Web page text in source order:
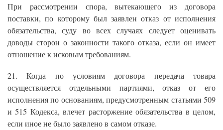
При рассмотрении спора, вытекающего из договора
поставки, по которому был заявлен отказ от исполнения
обязательства, суду во всех случаях следует оценивать
доводы сторон о законности такого отказа, если он имеет
отношение к исковым требованиям.
21. Когда по условиям договора передача товара
осуществляется отдельными партиями, отказ от его
исполнения по основаниям, предусмотренным статьями 509
и 515 Кодекса, влечет расторжение обязательства в целом,
если иное не было заявлено в самом отказе.